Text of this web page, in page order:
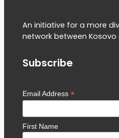
An initiative for a more
network between Kosovo
Subscribe
Email Address *
First Name